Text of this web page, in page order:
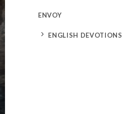
ENVOY
5 ENGLISH DEVOTIONS